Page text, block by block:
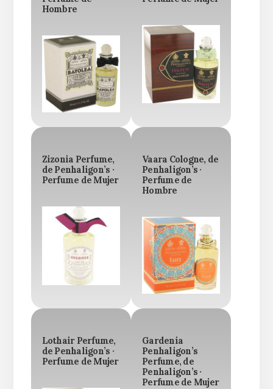
Hombre
Zizonia Perfume,
de Penhaligon’s ·
Perfume de Mujer
Vaara Cologne, de
Penhaligon’s ·
Perfume de
Hombre
Lothair Perfume,
de Penhaligon’s ·
Perfume de Mujer
Gardenia
Penhaligon’s
Perfume, de
Penhaligon’s ·
Perfume de Mujer